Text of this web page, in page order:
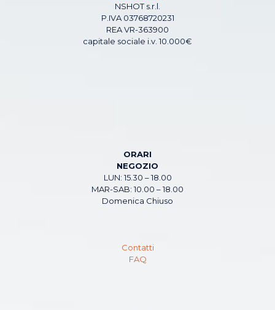
NSHOT s.r.l.
P.IVA 03768720231
REA VR-363900
capitale sociale i.v. 10.000€
ORARI
NEGOZIO
LUN: 15.30 – 18.00
MAR-SAB: 10.00 – 18.00
Domenica Chiuso
Contatti
FAQ